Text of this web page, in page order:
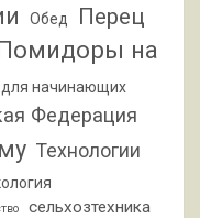
Обед
Перец
на
начинающих
Федерация
Технологии
сельхозтехника